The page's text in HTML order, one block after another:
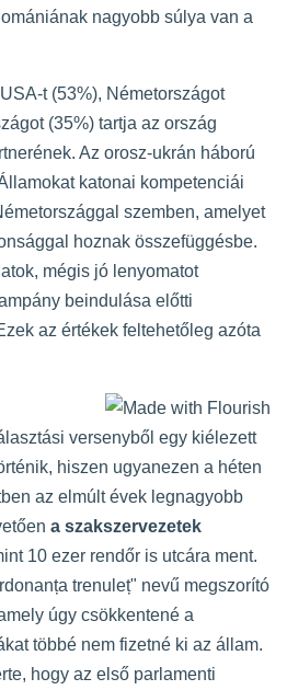
nagyobb súlya van a
t (53%), Németországot
(35%) tartja az ország
Az orosz-ukrán háború
katonai kompetenciái
szemben, amelyet
hoznak összefüggésbe.
mégis jó lenyomatot
beindulása előtti
az értékek feltehetőleg azóta
versenyből egy kiélezett
hiszen ugyanezen a héten
az elmúlt évek legnagyobb
a szakszervezetek
10 ezer rendőr is utcára ment.
trenuleț" nevű megszorító
úgy csökkentené a
többé nem fizetné ki az állam.
hogy az első parlamenti